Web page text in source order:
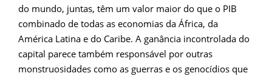
do mundo, juntas, têm um valor maior do que o PIB
combinado de todas as economias da África, da
América Latina e do Caribe. A ganância incontrolada do
capital parece também responsável por outras
monstruosidades como as guerras e os genocídios que